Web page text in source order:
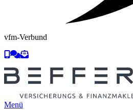
vfm-Verbund
Menü